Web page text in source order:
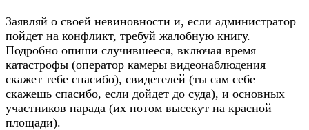
Заявляй о своей невиновности и, если администратор
пойдет на конфликт, требуй жалобную книгу.
Подробно опиши случившееся, включая время
катастрофы (оператор камеры видеонаблюдения
скажет тебе спасибо), свидетелей (ты сам себе
скажешь спасибо, если дойдет до суда), и основных
участников парада (их потом высекут на красной
площади).